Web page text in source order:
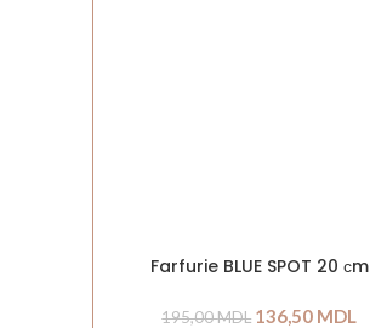
Farfurie BLUE SPOT 20 сm
195,00MDL 136,50 MDL